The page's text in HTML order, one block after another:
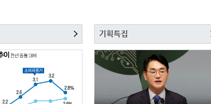
기획특집